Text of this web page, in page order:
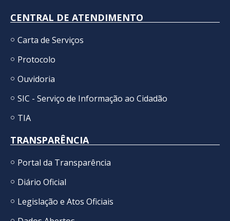
CENTRAL DE ATENDIMENTO
Carta de Serviços
Protocolo
Ouvidoria
SIC - Serviço de Informação ao Cidadão
TIA
TRANSPARÊNCIA
Portal da Transparência
Diário Oficial
Legislação e Atos Oficiais